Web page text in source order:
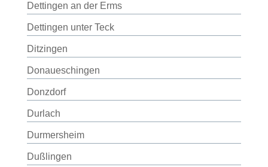
Dettingen an der Erms
Dettingen unter Teck
Ditzingen
Donaueschingen
Donzdorf
Durlach
Durmersheim
Dußlingen